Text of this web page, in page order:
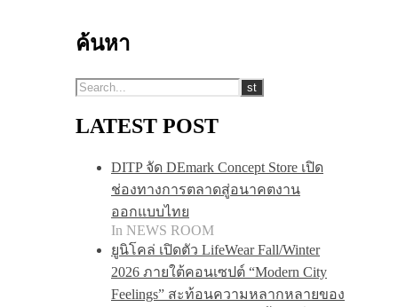
ค้นหา
LATEST POST
DITP จัด DEmark Concept Store เปิด
ช่องทางการตลาดสู่อนาคตงาน
ออกแบบไทย
In NEWS ROOM
ยูนิโคล่ เปิดตัว LifeWear Fall/Winter
2026 ภายใต้คอนเซปต์ “Modern City
Feelings” สะท้อนความหลากหลายของ